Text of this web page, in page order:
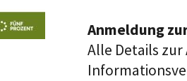
Anmeldung
Alle Details